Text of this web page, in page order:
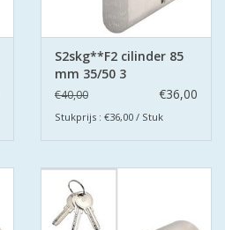
S2skg**F2 cilinder 85
mm 35/50 3
keersleutels
€40,00 €36,00
Stukprijs : €36,00 / Stuk